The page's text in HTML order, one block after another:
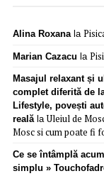
Alina Roxanala
Marian Cazacu la
Masajul relaxant și
complet diferită de
Lifestyle, povești
realălaUleiul de
Mosc si cum poate fi
Ce se întâmplă
simplu »